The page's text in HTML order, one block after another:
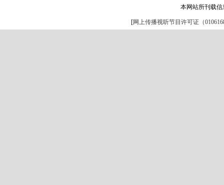
本网站所刊载
[网上传播视听节目许可证（